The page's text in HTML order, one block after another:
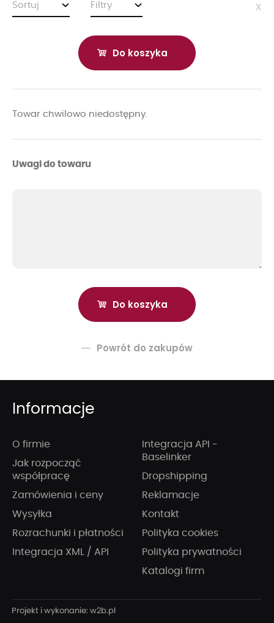
Sortuj Filtry x
Do koszyka
Towar chwilowo niedostępny.
Uwagi do towaru
Powrót do zakupów
Informacje
O firmie
Jak rozpocząć
współpracę
Zamówienia i ceny
Wysyłka
Rozrachunki i płatności
Integracja XML / API
Integracja API -
Baselinker
Dropshipping
Reklamacje
Kontakt
Polityka cookies
Polityka prywatności
Katalogi firm